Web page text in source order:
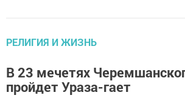
РЕЛИГИЯ И ЖИЗНЬ
В 23 мечетях
пройдет Ураза-гает